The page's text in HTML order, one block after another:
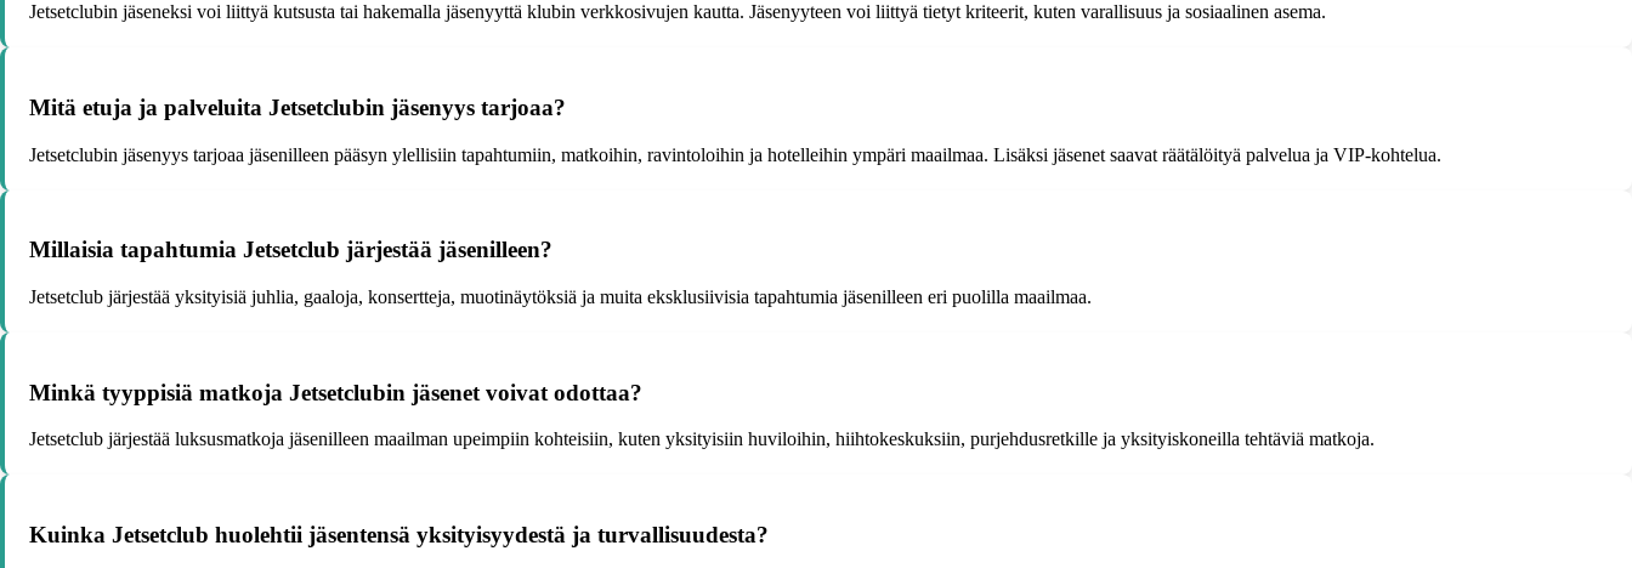
Jetsetclubin jäseneksi voi liittyä kutsusta tai hakemalla jäsenyyttä klubin verkkosivujen kautta. Jäsenyyteen voi liittyä tietyt kriteerit, kuten varallisuus ja sosiaalinen asema.
Mitä etuja ja palveluita Jetsetclubin jäsenyys tarjoaa?
Jetsetclubin jäsenyys tarjoaa jäsenilleen pääsyn ylellisiin tapahtumiin, matkoihin, ravintoloihin ja hotelleihin ympäri maailmaa. Lisäksi jäsenet saavat räätälöityä palvelua ja VIP-kohtelua.
Millaisia tapahtumia Jetsetclub järjestää jäsenilleen?
Jetsetclub järjestää yksityisiä juhlia, gaaloja, konsertteja, muotinäytöksiä ja muita eksklusiivisia tapahtumia jäsenilleen eri puolilla maailmaa.
Minkä tyyppisiä matkoja Jetsetclubin jäsenet voivat odottaa?
Jetsetclub järjestää luksusmatkoja jäsenilleen maailman upeimpiin kohteisiin, kuten yksityisiin huviloihin, hiihtokeskuksiin, purjehdusretkille ja yksityiskoneilla tehtäviä matkoja.
Kuinka Jetsetclub huolehtii jäsentensä yksityisyydestä ja turvallisuudesta?